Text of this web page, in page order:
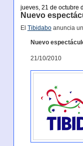
jueves, 21 de octubre
Nuevo
El Tibidaboanuncia
Nuevo
21/10/2010